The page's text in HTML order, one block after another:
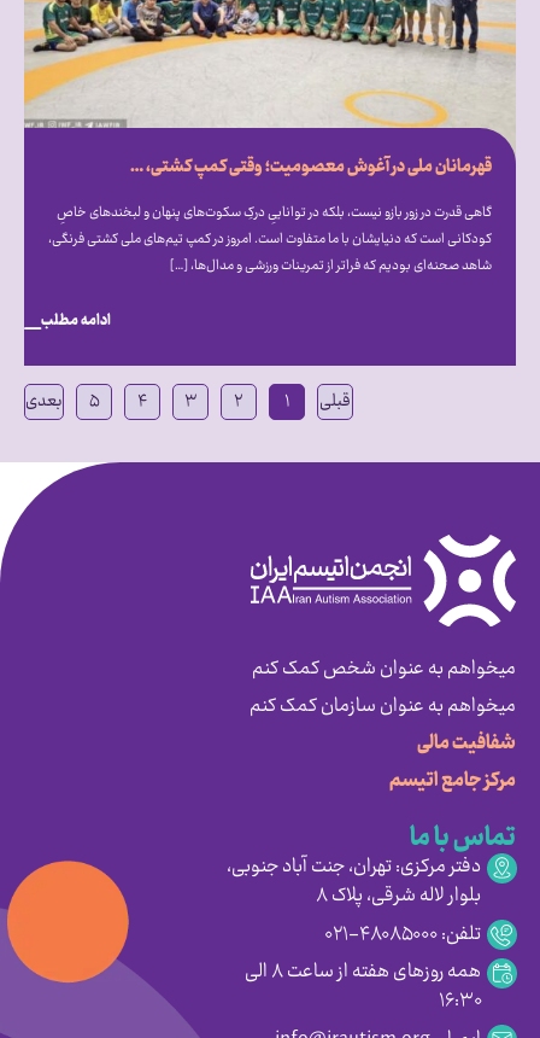
قهرمانان ملی در آغوش معصومیت؛ وقتی کمپ کشتی، میزبان دنیای متفاوت اتیسم شد
گاهی قدرت در زور بازو نیست، بلکه در تواناییِ درکِ سکوت‌های پنهان و لبخندهای خاصِ
کودکانی است که دنیایشان با ما متفاوت است. امروز در کمپ تیم‌های ملی کشتی فرنگی،
شاهد صحنه‌ای بودیم که فراتر از تمرینات ورزشی و مدال‌ها، […]
ادامه مطلب
قبلی ۱ ۲ ۳ ۴ ۵ بعدی
میخواهم به عنوان شخص کمک کنم
میخواهم به عنوان سازمان کمک کنم
شفافیت مالی
مرکز جامع اتیسم
تماس با ما
دفتر مرکزی: تهران، جنت آباد جنوبی،
بلوار لاله شرقی، پلاک ۸
تلفن: ۴۸۰۸۵۰۰۰-۰۲۱
همه روزهای هفته از ساعت ۸ الی
۱۶:۳۰